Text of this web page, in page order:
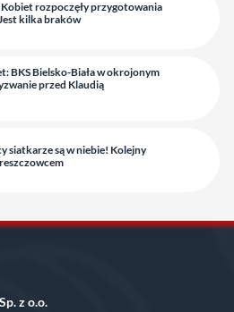
rozpoczęły przygotowania
kilka braków
BKS Bielsko-Biała w okrojonym
przed Klaudią
siatkarze są w niebie! Kolejny
z o.o.